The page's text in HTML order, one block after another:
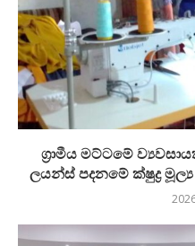
ග්‍රාමීය මට්ටමේ
ලයන්ස් පදනමේ ක්ෂුද්‍ර